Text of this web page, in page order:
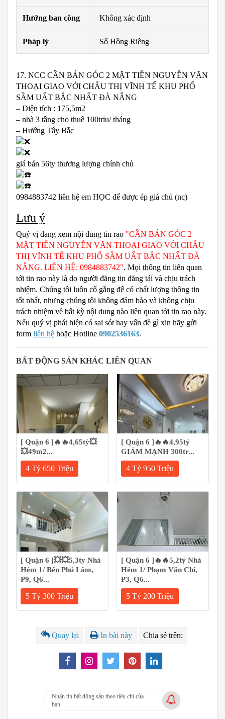
Hướng ban công Không xác định
Pháp lý Sổ Hồng Riêng
17. NCC CẦN BÁN GÓC 2 MẶT TIỀN NGUYỄN VĂN
THOẠI GIAO VỚI CHÂU THỊ VĨNH TẾ KHU PHỐ
SẦM UẤT BẬC NHẤT ĐÀ NẴNG
– Diện tích : 175,5m2
– nhà 3 tầng cho thuê 100triu/ tháng
– Hướng Tây Bắc
giá bán 56ty thương lượng chính chủ
0984883742 liên hệ em HỌC để được ép giá chủ (nc)
Lưu ý
Quý vị đang xem nội dung tin rao "CẦN BÁN GÓC 2
MẶT TIỀN NGUYỄN VĂN THOẠI GIAO VỚI CHÂU
THỊ VĨNH TẾ KHU PHỐ SẦM UẤT BẬC NHẤT ĐÀ
NẴNG. LIÊN HỆ: 0984883742". Mọi thông tin liên quan
tới tin rao này là do người đăng tin đăng tải và chịu trách
nhiệm. Chúng tôi luôn cố gắng để có chất lượng thông tin
tốt nhất, nhưng chúng tôi không đảm bảo và không chịu
trách nhiệm về bất kỳ nội dung nào liên quan tới tin rao này.
Nếu quý vị phát hiện có sai sót hay vấn đề gì xin hãy gửi
form liên hệ hoặc Hotline 0902536163.
BẤT ĐỘNG SẢN KHÁC LIÊN QUAN
[ Quận 6 ]🔥🔥4,65tỷ💥
💥49m2...
4 Tỷ 650 Triệu
[ Quận 6 ]🔥🔥4,95tỷ
GIẢM MẠNH 300tr...
4 Tỷ 950 Triệu
[ Quận 6 ]💥💥5,3ty Nhà
Hẻm 1/ Bến Phú Lâm,
P9, Q6...
5 Tỷ 300 Triệu
[ Quận 6 ]🔥🔥5,2tỷ Nhà
Hẻm 1/ Phạm Văn Chí,
P3, Q6...
5 Tỷ 200 Triệu
Quay lại In bài này Chia sẻ trên:
Nhận tin bất động sản theo tiêu chí của
bạn